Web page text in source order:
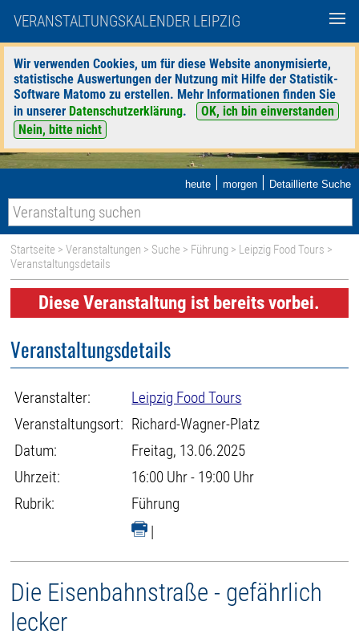
VERANSTALTUNGSKALENDER LEIPZIG
Wir verwenden Cookies, um für diese Website anonymisierte,
statistische Auswertungen der Nutzung mit Hilfe der Statistik-
Software Matomo zu erstellen. Mehr Informationen finden Sie
in unserer Datenschutzerklärung.
OK, ich bin einverstanden
Nein, bitte nicht
heute | morgen | Detaillierte Suche
Startseite >Veranstaltungen > Suche > Führung > Leipzig Food Tours >
Veranstaltungsdetails
Diese Veranstaltung ist bereits vorbei.
Veranstaltungsdetails
Veranstalter:
Leipzig Food Tours
Veranstaltungsort: Richard-Wagner-Platz
Datum:
Freitag, 13.06.2025
Uhrzeit:
16:00 Uhr - 19:00 Uhr
Rubrik:
Führung
|
Die Eisenbahnstraße - gefährlich
lecker